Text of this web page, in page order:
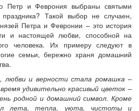
и Феврония выбраны святыми
праздника? Такой выбор не случаен,
Петра и Февронии – это история
и настоящей любви, способной на
человека. Их примеру следуют в
семьи, бережно храня домашний
любви и верности стала ромашка –
удивительно красивый цветок –
родной и домашний символ. Кроме
лета, тепла, уюта, чистоты и